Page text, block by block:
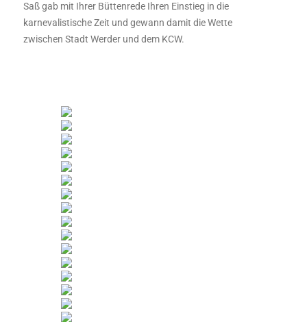
Saß gab mit Ihrer Büttenrede Ihren Einstieg in die
karnevalistische Zeit und gewann damit die Wette
zwischen Stadt Werder und dem KCW.